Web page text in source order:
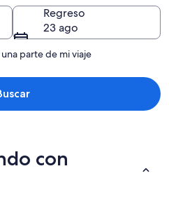
Regreso
23 ago
parte de mi viaje
con